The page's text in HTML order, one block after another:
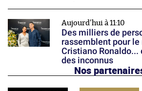
Aujourd'hui à 11:10
Des milliers de
rassemblent pour le
Cristiano Ronaldo...
des inconnus
Nos